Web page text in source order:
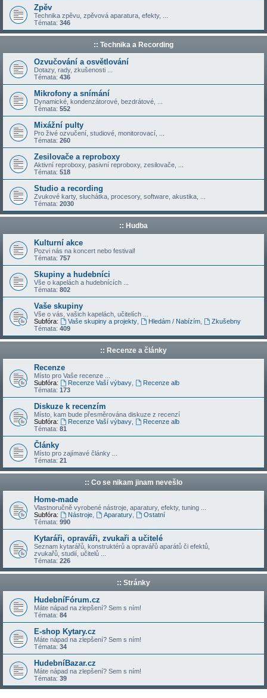
Zpěv
Technika zpěvu, zpěvová aparatura, efekty, ...
Témata: 346
:: Technika a Recording
Ozvučování a osvětlování
Dotazy, rady, zkušenosti ...
Témata: 436
Mikrofony a snímání
Dynamické, kondenzátorové, bezdrátové, ...
Témata: 552
Mixážní pulty
Pro živé ozvučení, studiové, monitorovací, ...
Témata: 260
Zesilovače a reproboxy
Aktivní reproboxy, pasivní reproboxy, zesilovače, ...
Témata: 518
Studio a recording
Zvukové karty, sluchátka, procesory, software, akustika, ...
Témata: 2030
:: Hudba
Kulturní akce
Pozvi nás na koncert nebo festival!
Témata: 757
Skupiny a hudebníci
Vše o kapelách a hudebnících ...
Témata: 802
Vaše skupiny
Vše o vás, vašich kapelách, učitelích ...
Subfóra:
Vaše skupiny a projekty, Hledám / Nabízím,
Zkušebny
Témata: 409
:: Recenze a články
Recenze
Místo pro Vaše recenze ...
Subfóra:
Recenze Vaší výbavy,
Recenze alb
Témata: 173
Diskuze k recenzím
Místo, kam bude přesměrována diskuze z recenzí
Subfóra:
Recenze Vaší výbavy,
Recenze alb
Témata: 81
Články
Místo pro zajímavé články ...
Témata: 21
:: Co se nikam jinam nevešlo
Home-made
Vlastnoručně vyrobené nástroje, aparatury, efekty, tuning ...
Subfóra:
Nástroje, Aparatury,
Ostatní
Témata: 990
Kytaráři, opraváři, zvukaři a učitelé
Seznam kytarářů, konstruktérů a opravářů aparátů či efektů,
zvukařů, studií, učitelů ...
Témata: 226
:: Stránky
HudebníFórum.cz
Máte nápad na zlepšení? Sem s ním!
Témata: 84
E-shop Kytary.cz
Máte nápad na zlepšení? Sem s ním!
Témata: 34
HudebníBazar.cz
Máte nápad na zlepšení? Sem s ním!
Témata: 39